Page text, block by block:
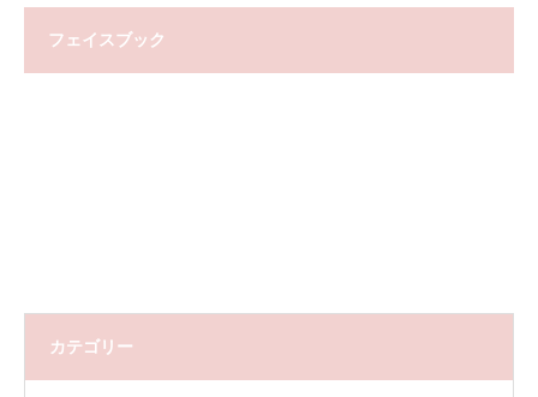
フェイスブック
カテゴリー